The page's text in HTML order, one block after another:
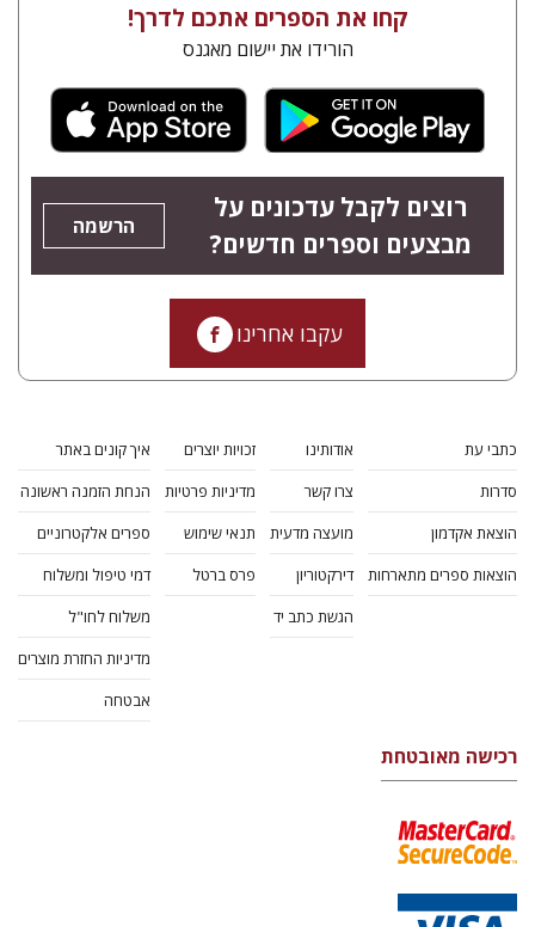
קחו את הספרים אתכם לדרך!
הורידו את יישום מאגנס
רוצים לקבל עדכונים על
מבצעים וספרים חדשים?
הרשמה
עקבו אחרינו
כתבי עת
סדרות
הוצאת אקדמון
הוצאות ספרים מתארחות
אודותינו
צרו קשר
מועצה מדעית
דירקטוריון
הגשת כתב יד
זכויות יוצרים
מדיניות פרטיות
תנאי שימוש
פרס ברטל
איך קונים באתר
הנחת הזמנה ראשונה
ספרים אלקטרוניים
דמי טיפול ומשלוח
משלוח לחו"ל
מדיניות החזרת מוצרים
אבטחה
רכישה מאובטחת